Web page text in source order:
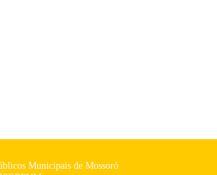
Municipais de Mossoró